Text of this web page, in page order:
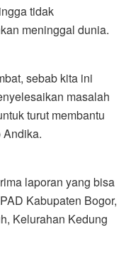
tidak
meninggal dunia.
sebab kita ini
masalah
turut membantu
Andika.
laporan yang bisa
Kabupaten Bogor,
Kelurahan Kedung